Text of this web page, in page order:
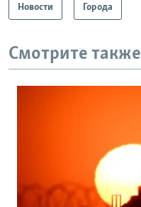
Новости Города
Смотрите также